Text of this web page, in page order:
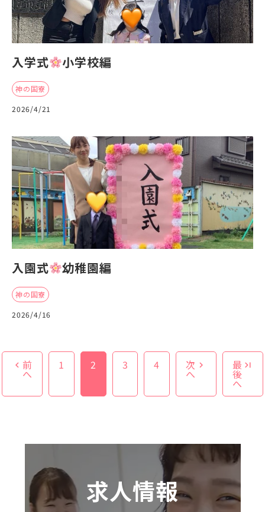
入学式 小学校編
神の国寮
2026/4/21
入園式 幼稚園編
神の国寮
2026/4/16
chevron_left 前
へ
1 2 3 4 次
へ
chevron_right 最
後
へ
last_page
求人情報